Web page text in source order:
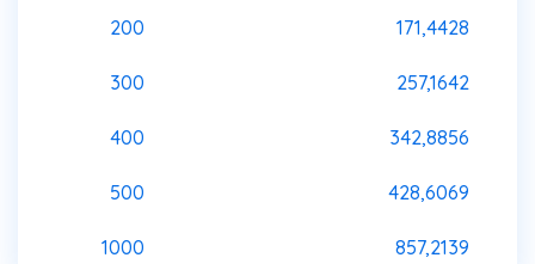
200 171,4428
300 257,1642
400 342,8856
500 428,6069
1000 857,2139